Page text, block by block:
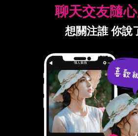
聊天交友隨
想關注誰 你說